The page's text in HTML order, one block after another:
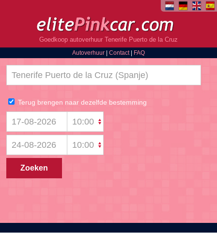
Goedkoop autoverhuur Tenerife Puerto de la Cruz
Autoverhuur
Contact| FAQ
Terug brengen naar dezelfde bestemming